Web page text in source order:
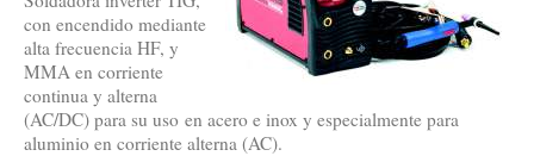
con encendido mediante
alta frecuencia HF, y
MMA en corriente
continua y alterna
(AC/DC) para su uso en acero e inox y especialmente para
aluminio en corriente alterna (AC).